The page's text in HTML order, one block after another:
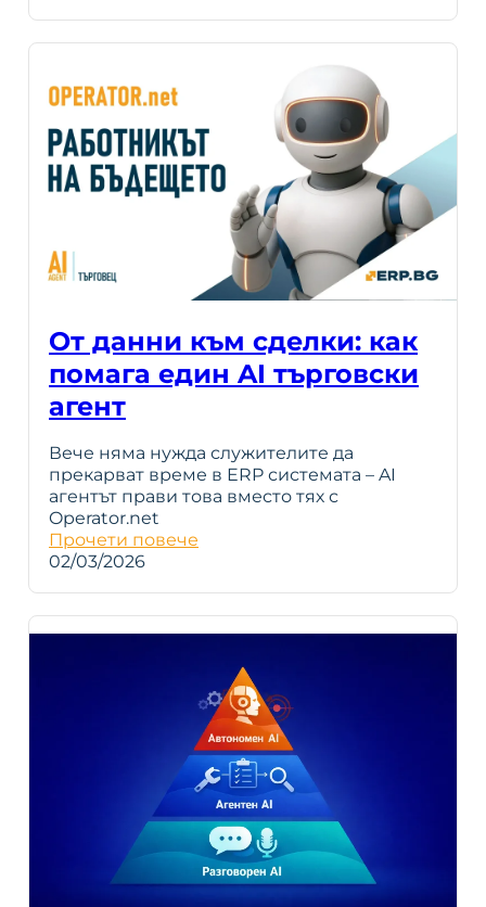
От данни към сделки: как
помага един AI търговски
агент
Вече няма нужда служителите да
прекарват време в ERP системата – AI
агентът прави това вместо тях с
Operator.net
Прочети повече
02/03/2026